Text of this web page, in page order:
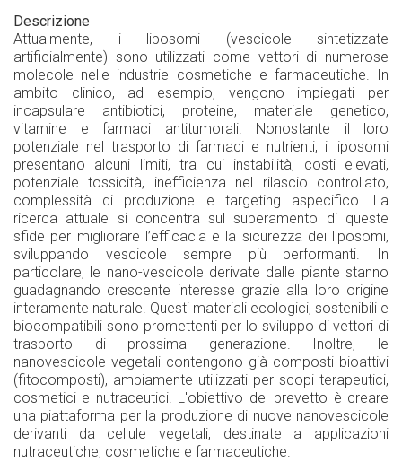
Descrizione
Attualmente, i liposomi (vescicole sintetizzate
artificialmente) sono utilizzati come vettori di numerose
molecole nelle industrie cosmetiche e farmaceutiche. In
ambito clinico, ad esempio, vengono impiegati per
incapsulare antibiotici, proteine, materiale genetico,
vitamine e farmaci antitumorali. Nonostante il loro
potenziale nel trasporto di farmaci e nutrienti, i liposomi
presentano alcuni limiti, tra cui instabilità, costi elevati,
potenziale tossicità, inefficienza nel rilascio controllato,
complessità di produzione e targeting aspecifico. La
ricerca attuale si concentra sul superamento di queste
sfide per migliorare l’efficacia e la sicurezza dei liposomi,
sviluppando vescicole sempre più performanti. In
particolare, le nano-vescicole derivate dalle piante stanno
guadagnando crescente interesse grazie alla loro origine
interamente naturale. Questi materiali ecologici, sostenibili e
biocompatibili sono promettenti per lo sviluppo di vettori di
trasporto di prossima generazione. Inoltre, le
nanovescicole vegetali contengono già composti bioattivi
(fitocomposti), ampiamente utilizzati per scopi terapeutici,
cosmetici e nutraceutici. L'obiettivo del brevetto è creare
una piattaforma per la produzione di nuove nanovescicole
derivanti da cellule vegetali, destinate a applicazioni
nutraceutiche, cosmetiche e farmaceutiche.